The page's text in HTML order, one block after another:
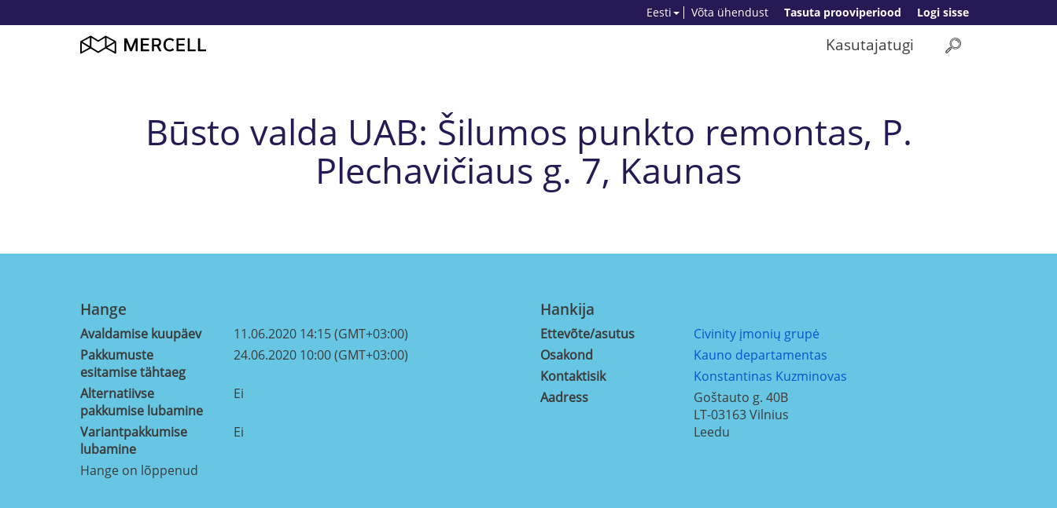
Logi sisse
Tasuta prooviperiood
Võta ühendust
Eesti
Kasutajatugi
Būsto valda UAB: Šilumos punkto remontas, P.
Plechavičiaus g. 7, Kaunas
Hange
Avaldamise kuupäev
11.06.2020 14:15 (GMT+03:00)
Pakkumuste
esitamise tähtaeg
24.06.2020 10:00 (GMT+03:00)
Alternatiivse
pakkumise lubamine
Ei
Variantpakkumise
lubamine
Ei
Hankija
Ettevõte/asutus
Civinity įmonių grupė
Osakond
Kauno departamentas
Kontaktisik
Konstantinas Kuzminovas
Aadress
Goštauto g. 40B
LT-03163Vilnius
Leedu
Hange on lõppenud